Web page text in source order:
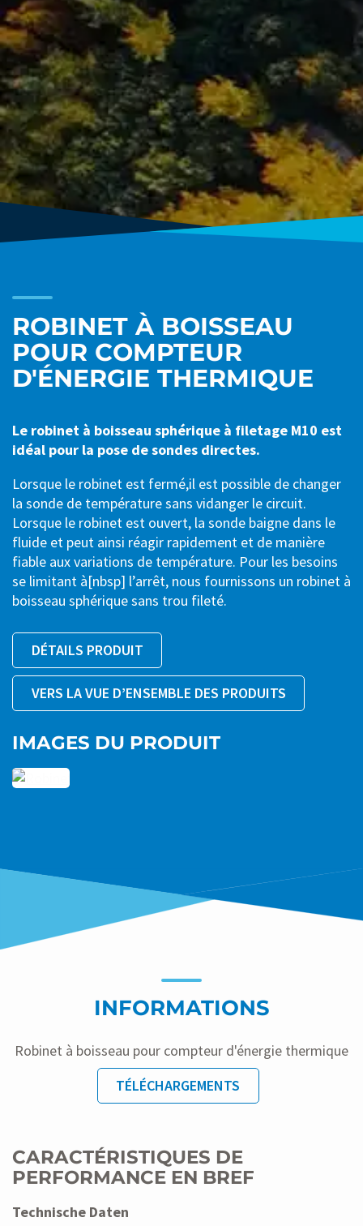
ROBINET À BOISSEAU
POUR COMPTEUR
D'ÉNERGIE THERMIQUE
Le robinet à boisseau sphérique à filetage M10 est
idéal pour la pose de sondes directes.
Lorsque le robinet est fermé,il est possible de changer
la sonde de température sans vidanger le circuit.
Lorsque le robinet est ouvert, la sonde baigne dans le
fluide et peut ainsi réagir rapidement et de manière
fiable aux variations de température. Pour les besoins
se limitant à[nbsp] l’arrêt, nous fournissons un robinet à
boisseau sphérique sans trou fileté.
DÉTAILS PRODUIT
VERS LA VUE D’ENSEMBLE DES PRODUITS
IMAGES DU PRODUIT
INFORMATIONS
Robinet à boisseau pour compteur d'énergie thermique
TÉLÉCHARGEMENTS
CARACTÉRISTIQUES DE
PERFORMANCE EN BREF
Technische Daten